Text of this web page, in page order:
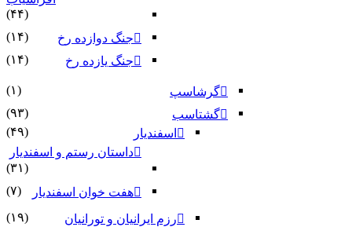
(۴۴)
جنگ دوازده رخ
(۱۴)
جنگ یازده رخ
(۱۴)
گرشاسپ
(۱)
گشتاسب
(۹۳)
اسفندیار
(۴۹)
داستان رستم و اسفندیار
(۳۱)
هفت خوان اسفندیار
(۷)
رزم ایرانیان و تورانیان
(۱۹)